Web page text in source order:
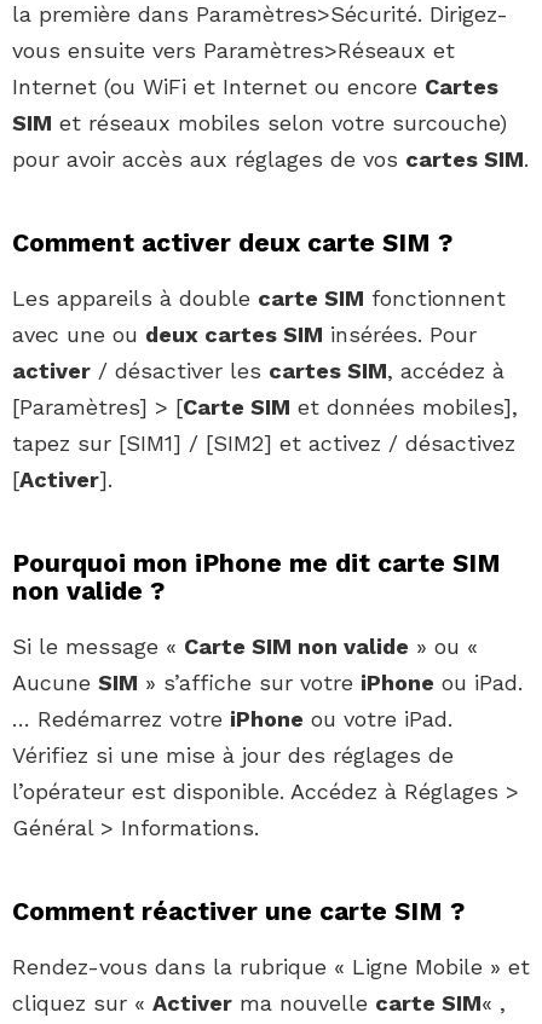
la première dans Paramètres>Sécurité. Dirigez-
vous ensuite vers Paramètres>Réseaux et
Internet (ou WiFi et Internet ou encore Cartes
SIM et réseaux mobiles selon votre surcouche)
pour avoir accès aux réglages de vos cartes SIM.
Comment activer deux carte SIM ?
Les appareils à double carte SIM fonctionnent
avec une ou deux cartes SIM insérées. Pour
activer / désactiver les cartes SIM, accédez à
[Paramètres] > [Carte SIM et données mobiles],
tapez sur [SIM1] / [SIM2] et activez / désactivez
[Activer].
Pourquoi mon iPhone me dit carte SIM
non valide ?
Si le message « Carte SIM non valide » ou «
Aucune SIM » s’affiche sur votre iPhone ou iPad.
… Redémarrez votre iPhone ou votre iPad.
Vérifiez si une mise à jour des réglages de
l’opérateur est disponible. Accédez à Réglages >
Général > Informations.
Comment réactiver une carte SIM ?
Rendez-vous dans la rubrique « Ligne Mobile » et
cliquez sur « Activer ma nouvelle carte SIM« ,